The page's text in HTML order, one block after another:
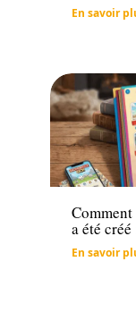
En savoir
Tech
a été
En savoir